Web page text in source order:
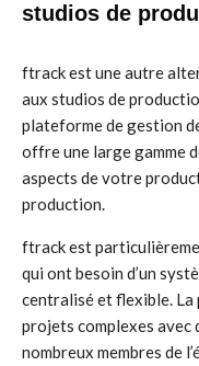
studios de
ftrack est une autre
aux studios de
plateforme de gestion
offre une large gamme
aspects de votre
production.
ftrack est
qui ont besoin d’un
centralisé et flexible.
projets complexes avec
nombreux membres de